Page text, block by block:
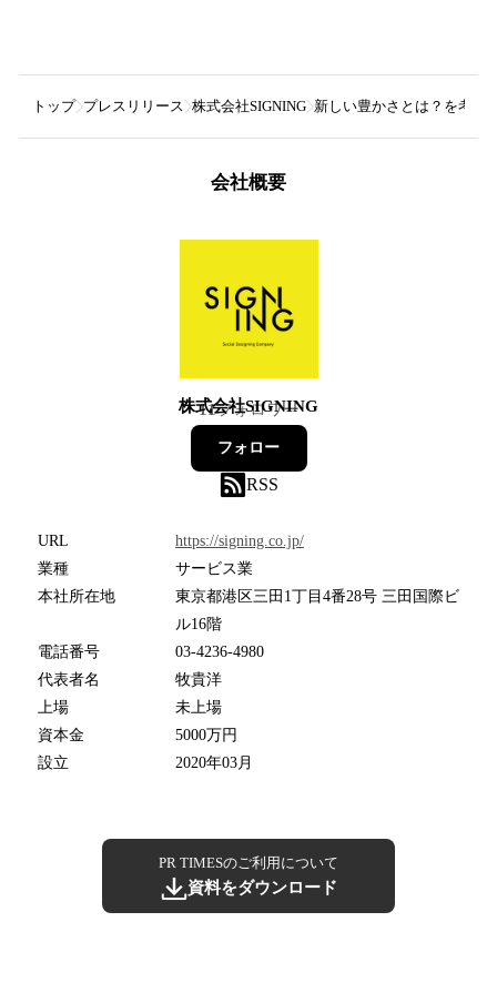
トップ プレスリリース 株式会社SIGNING 新しい豊かさとは？を考
会社概要
株式会社SIGNING
11フォロワー
フォロー
RSS
URL
https://signing.co.jp/
業種
サービス業
本社所在地
東京都港区三田1丁目4番28号 三田国際ビ
ル16階
電話番号
03-4236-4980
代表者名
牧貴洋
上場
未上場
資本金
5000万円
設立
2020年03月
PR TIMESのご利用について
資料をダウンロード